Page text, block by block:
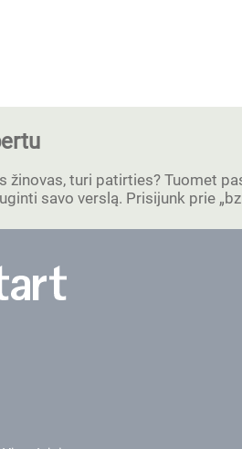
žinovas, turi patirties? Tuomet
savo verslą. Prisijunk prie